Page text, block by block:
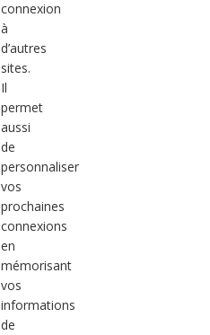
connexion
à
d’autres
sites.
Il
permet
aussi
de
personnaliser
vos
prochaines
connexions
en
mémorisant
vos
informations
de